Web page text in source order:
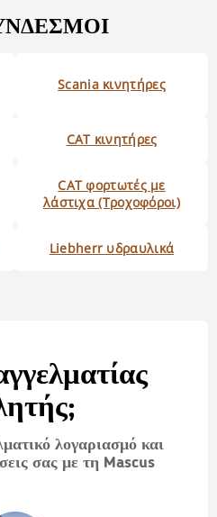
Scania κινητήρες
CAT κινητήρες
CAT φορτωτές με
λάστιχα (Τροχοφόροι)
Liebherr υδραυλικά
λογαριασμό και
σας με τη Mascus